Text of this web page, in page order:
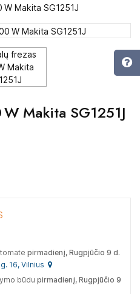
Makita SG1251J
Makita SG1251J
pirmadienį, Rugpjūčio 9 d.
16, Vilnius
būdu pirmadienį, Rugpjūčio 9